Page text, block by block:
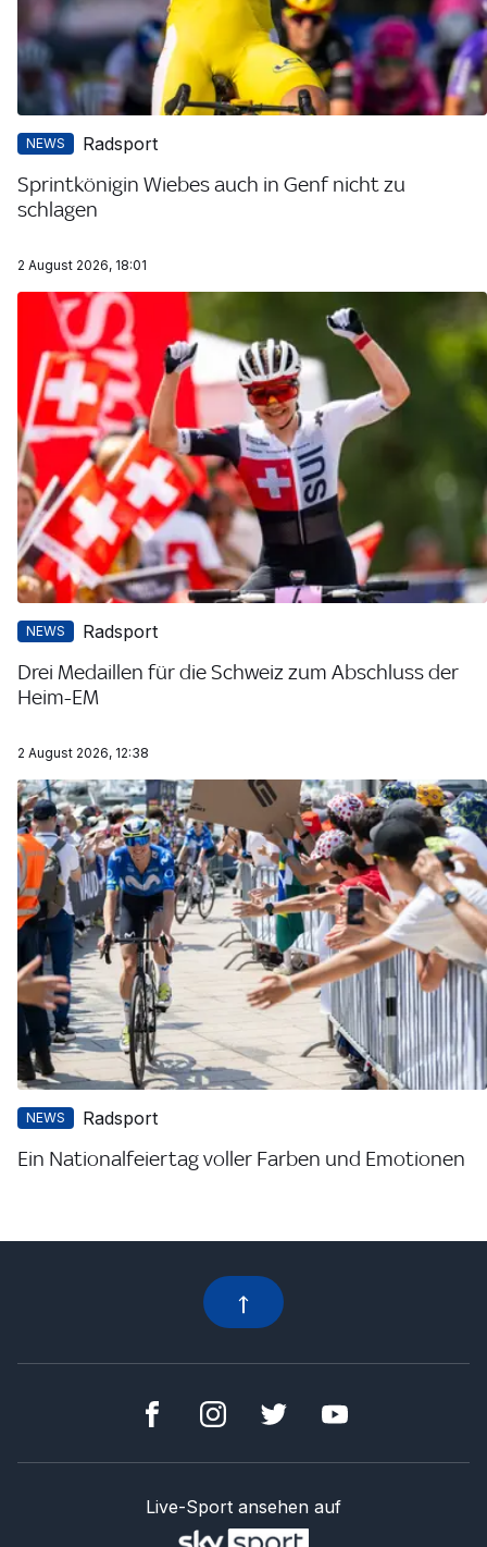
NEWS Radsport
Sprintkönigin Wiebes auch in Genf nicht zu
schlagen
2 August 2026, 18:01
NEWS Radsport
Drei Medaillen für die Schweiz zum Abschluss der
Heim-EM
2 August 2026, 12:38
NEWS Radsport
Ein Nationalfeiertag voller Farben und Emotionen
Live-Sport ansehen auf